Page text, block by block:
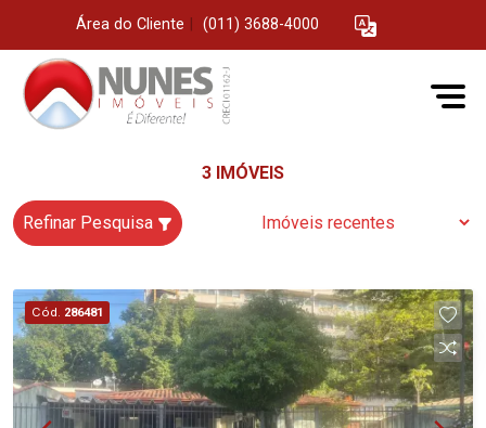
Área do Cliente (011) 3688-4000
3 IMÓVEIS
Refinar Pesquisa
Cód. 286481